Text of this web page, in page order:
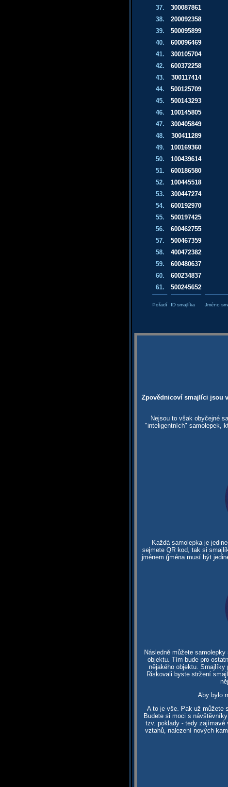
37.
300087861
38.
200092358
39.
500095899
40.
600096469
41.
300105704
42.
600372258
43.
300117414
44.
500125709
45.
500143293
46.
100145805
47.
300405849
48.
300411289
49.
100169360
50.
100439614
51.
600186580
52.
100445518
53.
300447274
54.
600192970
55.
500197425
56.
600462755
57.
500467359
58.
400472382
59.
600480637
60.
600234837
61.
500245652
Pořadí ID smajlíka Jméno
Zpovědnicoví smajlíci jsou
Nejsou to však obyčejné
"inteligentních" samolepek,
Každá samolepka je
sejmete QR kod, tak si
jménem (jména musí být
Následně můžete
objektu. Tím bude pro
nějakého objektu. Smajlíky
Riskovali byste stržení
Aby bylo
A to je vše. Pak už můžete
Budete si moci s
tzv. poklady - tedy zajímavé
vztahů, nalezení nových